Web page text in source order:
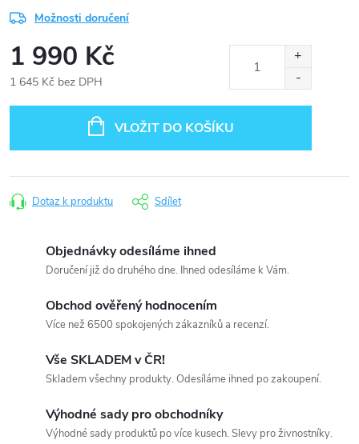
Možnosti doručení
1 990 Kč
1 645 Kč bez DPH
VLOŽIT DO KOŠÍKU
Dotaz k produktu Sdílet
Objednávky odesíláme ihned
Doručení již do druhého dne. Ihned odesíláme k Vám.
Obchod ověřený hodnocením
Více než 6500 spokojených zákazníků a recenzí.
Vše SKLADEM v ČR!
Skladem všechny produkty. Odesíláme ihned po zakoupení.
Výhodné sady pro obchodníky
Výhodné sady produktů po více kusech. Slevy pro živnostníky.